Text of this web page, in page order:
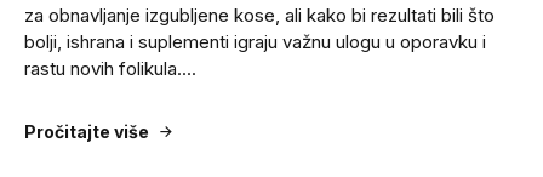
za obnavljanje izgubljene kose, ali kako bi rezultati bili što
bolji, ishrana i suplementi igraju važnu ulogu u oporavku i
rastu novih folikula....
Pročitajte više